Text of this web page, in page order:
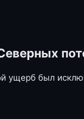
ущерб был